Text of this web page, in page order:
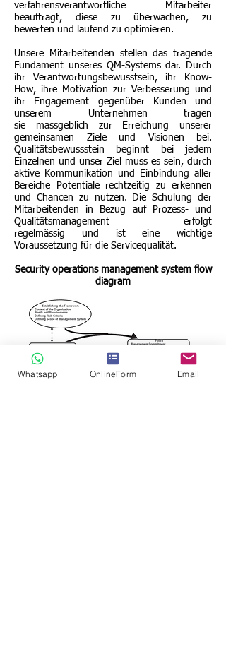
verfahrensverantwortliche Mitarbeiter
beauftragt, diese zu überwachen, zu
bewerten und laufend zu optimieren.
Unsere Mitarbeitenden stellen das tragende
Fundament unseres QM-Systems dar. Durch
ihr Verantwortungsbewusstsein, ihr Know-
How, ihre Motivation zur Verbesserung und
ihr Engagement gegenüber Kunden und
unserem Unternehmen tragen
sie massgeblich zur Erreichung unserer
gemeinsamen Ziele und Visionen bei.
Qualitätsbewussstein beginnt bei jedem
Einzelnen und unser Ziel muss es sein, durch
aktive Kommunikation und Einbindung aller
Bereiche Potentiale rechtzeitig zu erkennen
und Chancen zu nutzen. Die Schulung der
Mitarbeitenden in Bezug auf Prozess- und
Qualitätsmanagement erfolgt
regelmässig und ist eine wichtige
Voraussetzung für die Servicequalität.
Security operations management system flow
diagram
Whatsapp OnlineForm Email